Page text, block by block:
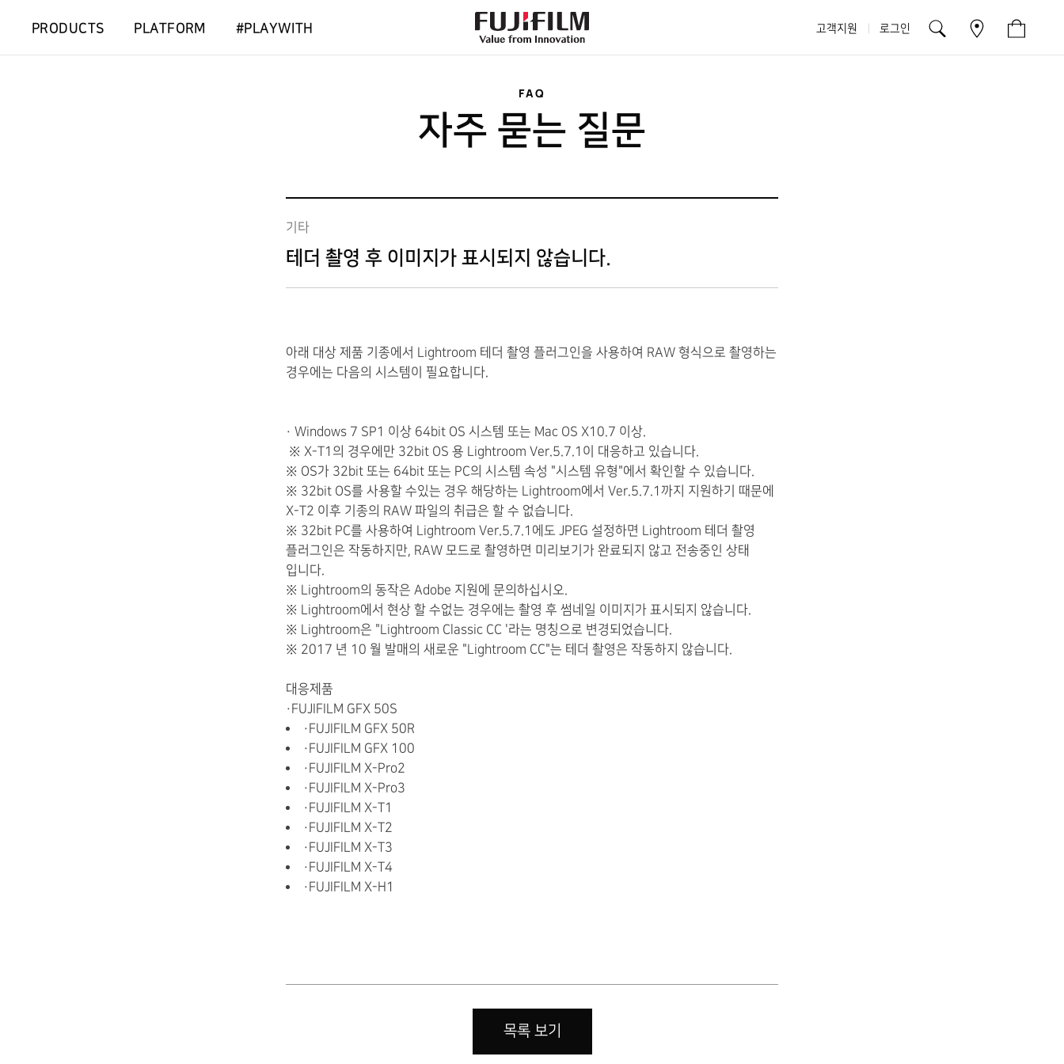
PRODUCTS PLATFORM #PLAYWITH 고객지원 로그인
FAQ
자주 묻는 질문
기타
테더 촬영 후 이미지가 표시되지 않습니다.
아래 대상 제품 기종에서 Lightroom 테더 촬영 플러그인을 사용하여 RAW 형식으로 촬영하는
경우에는 다음의 시스템이 필요합니다.
· Windows 7 SP1 이상 64bit OS 시스템 또는 Mac OS X10.7 이상.
※ X-T1의 경우에만 32bit OS 용 Lightroom Ver.5.7.1이 대응하고 있습니다.
※ OS가 32bit 또는 64bit 또는 PC의 시스템 속성 "시스템 유형"에서 확인할 수 있습니다.
※ 32bit OS를 사용할 수있는 경우 해당하는 Lightroom에서 Ver.5.7.1까지 지원하기 때문에
X-T2 이후 기종의 RAW 파일의 취급은 할 수 없습니다.
※ 32bit PC를 사용하여 Lightroom Ver.5.7.1에도 JPEG 설정하면 Lightroom 테더 촬영
플러그인은 작동하지만, RAW 모드로 촬영하면 미리보기가 완료되지 않고 전송중인 상태
입니다.
※ Lightroom의 동작은 Adobe 지원에 문의하십시오.
※ Lightroom에서 현상 할 수없는 경우에는 촬영 후 썸네일 이미지가 표시되지 않습니다.
※ Lightroom은 "Lightroom Classic CC '라는 명칭으로 변경되었습니다.
※ 2017 년 10 월 발매의 새로운 "Lightroom CC"는 테더 촬영은 작동하지 않습니다.
대응제품
・FUJIFILM GFX 50S
・FUJIFILM GFX 50R
・FUJIFILM GFX 100
・FUJIFILM X-Pro2
・FUJIFILM X-Pro3
・FUJIFILM X-T1
・FUJIFILM X-T2
・FUJIFILM X-T3
・FUJIFILM X-T4
・FUJIFILM X-H1
목록 보기